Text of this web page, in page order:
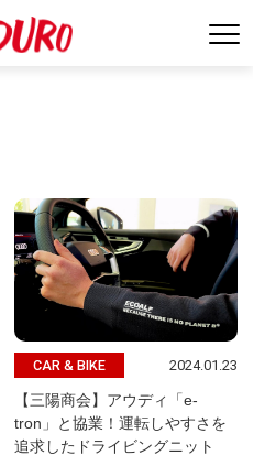
CAR & BIKE 2024.01.23
【三陽商会】アウディ「e-
tron」と協業！運転しやすさを
追求したドライビングニット